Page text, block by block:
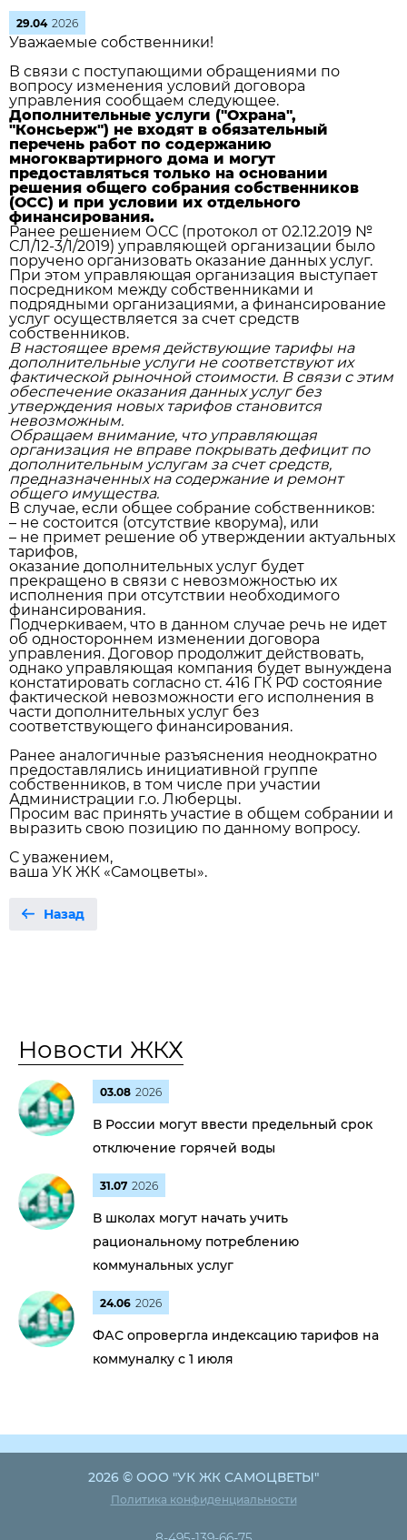
29.04 2026
Уважаемые собственники!
В связи с поступающими обращениями по
вопросу изменения условий договора
управления сообщаем следующее.
Дополнительные услуги ("Охрана",
"Консьерж") не входят в обязательный
перечень работ по содержанию
многоквартирного дома и могут
предоставляться только на основании
решения общего собрания собственников
(ОСС) и при условии их отдельного
финансирования.
Ранее решением ОСС (протокол от 02.12.2019 №
СЛ/12-3/1/2019) управляющей организации было
поручено организовать оказание данных услуг.
При этом управляющая организация выступает
посредником между собственниками и
подрядными организациями, а финансирование
услуг осуществляется за счет средств
собственников.
В настоящее время действующие тарифы на
дополнительные услуги не соответствуют их
фактической рыночной стоимости. В связи с этим
обеспечение оказания данных услуг без
утверждения новых тарифов становится
невозможным.
Обращаем внимание, что управляющая
организация не вправе покрывать дефицит по
дополнительным услугам за счет средств,
предназначенных на содержание и ремонт
общего имущества.
В случае, если общее собрание собственников:
– не состоится (отсутствие кворума), или
– не примет решение об утверждении актуальных
тарифов,
оказание дополнительных услуг будет
прекращено в связи с невозможностью их
исполнения при отсутствии необходимого
финансирования.
Подчеркиваем, что в данном случае речь не идет
об одностороннем изменении договора
управления. Договор продолжит действовать,
однако управляющая компания будет вынуждена
констатировать согласно ст. 416 ГК РФ состояние
фактической невозможности его исполнения в
части дополнительных услуг без
соответствующего финансирования.
Ранее аналогичные разъяснения неоднократно
предоставлялись инициативной группе
собственников, в том числе при участии
Администрации г.о. Люберцы.
Просим вас принять участие в общем собрании и
выразить свою позицию по данному вопросу.
С уважением,
ваша УК ЖК «Самоцветы».
Назад
Новости ЖКХ
03.08 2026
В России могут ввести предельный срок
отключение горячей воды
31.07 2026
В школах могут начать учить
рациональному потреблению
коммунальных услуг
24.06 2026
ФАС опровергла индексацию тарифов на
коммуналку с 1 июля
2026 © ООО "УК ЖК САМОЦВЕТЫ"
Политика конфиденциальности